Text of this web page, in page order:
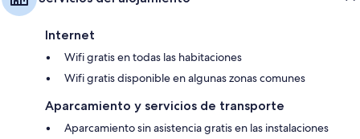
Internet
Wifi gratis en todas las habitaciones
Wifi gratis disponible en algunas zonas comunes
Aparcamiento y servicios de transporte
Aparcamiento sin asistencia gratis en las instalaciones